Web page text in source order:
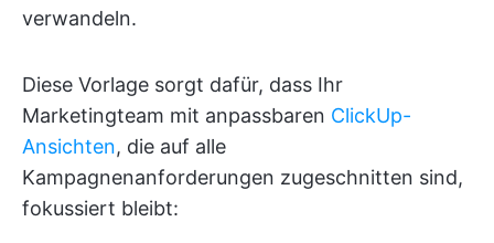
verwandeln.
Diese Vorlage sorgt dafür, dass Ihr
Marketingteam mit anpassbaren ClickUp-
Ansichten, die auf alle
Kampagnenanforderungen zugeschnitten sind,
fokussiert bleibt: